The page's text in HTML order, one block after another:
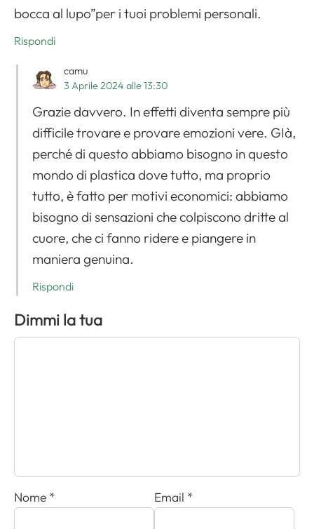
bocca al lupo”per i tuoi problemi personali.
Rispondi
camu
3 Aprile 2024 alle 13:30
Grazie davvero. In effetti diventa sempre più
difficile trovare e provare emozioni vere. GIà,
perché di questo abbiamo bisogno in questo
mondo di plastica dove tutto, ma proprio
tutto, è fatto per motivi economici: abbiamo
bisogno di sensazioni che colpiscono dritte al
cuore, che ci fanno ridere e piangere in
maniera genuina.
Rispondi
Dimmi la tua
Nome * Email *